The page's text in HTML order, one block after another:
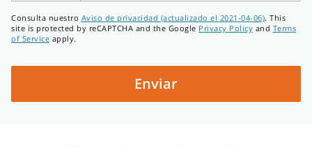
Número
de
teléfono
Consulta nuestro Aviso de privacidad (actualizado el 2021-04-06). This
site is protected by reCAPTCHA and the Google Privacy Policy and Terms
of Service apply.
Enviar